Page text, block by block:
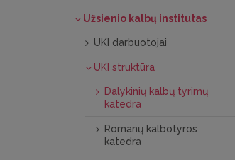
Užsienio kalbų institutas
UKI darbuotojai
UKI struktūra
Dalykinių kalbų tyrimų
katedra
Romanų kalbotyros
katedra